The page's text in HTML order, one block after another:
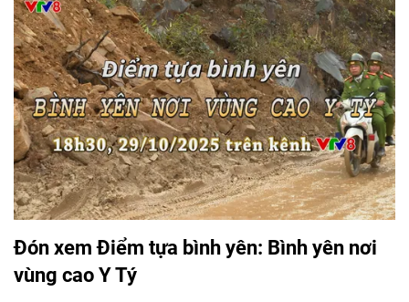
Đón xem Điểm tựa bình yên: Bình yên nơi
vùng cao Y Tý